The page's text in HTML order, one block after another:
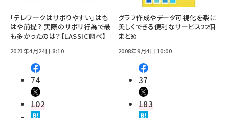
「テレワークはサボりやすい」はも
はや前提？ 実際のサボリ行為で最
も多かったのは？【LASSIC調べ】
2023年4月24日 8:10
74
102
グラフ作成やデータ可視化を楽に
美しくできる便利なサービス22個
まとめ
2008年9月4日 10:00
37
183